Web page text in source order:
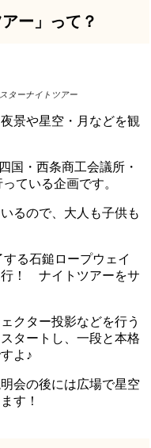
ー」って？
ターナイトツアー
景や星空・月などを観
国・西条商工会議所・
ている企画です。
るので、大人も子供も
る石鎚ロープウェイ
行！ ナイトツアーをサ
クター投影などを行う
タートし、一段と本格
よ♪
会の後には広場で星空
す！